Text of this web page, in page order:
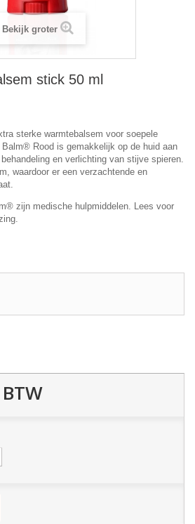
Bekijk groter
stick 50 ml
sterke warmtebalsem voor soepele
Rood is gemakkelijk op de huid aan
en verlichting van stijve spieren.
waardoor er een verzachtende en
zijn medische hulpmiddelen. Lees voor